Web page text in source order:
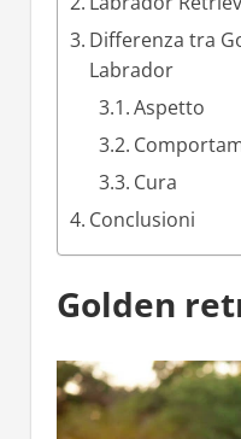
Differenza tra
Labrador
Aspetto
Cura
Conclusioni
Golden